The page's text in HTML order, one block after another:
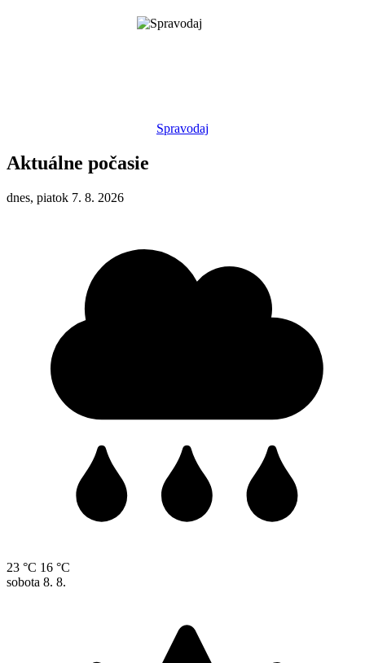
Spravodaj
Aktuálne počasie
dnes, piatok 7. 8. 2026
23 °C 16 °C
sobota 8. 8.